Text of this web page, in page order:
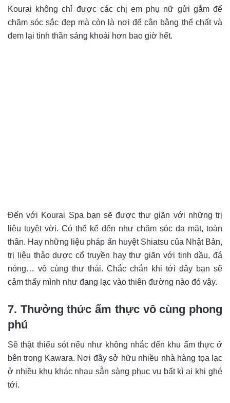
Kourai không chỉ được các chị em phụ nữ gửi gắm để
chăm sóc sắc đẹp mà còn là nơi để cân bằng thể chất và
đem lại tinh thần sảng khoái hơn bao giờ hết.
Đến với Kourai Spa bạn sẽ được thư giãn với những trị
liệu tuyệt vời. Có thể kể đến như chăm sóc da mặt, toàn
thân. Hay những liệu pháp ấn huyệt Shiatsu của Nhật Bản,
trị liệu thảo dược cổ truyền hay thư giãn với tinh dầu, đá
nóng… vô cùng thư thái. Chắc chắn khi tới đây bạn sẽ
cảm thấy mình như đang lạc vào thiên đường nào đó vậy.
7. Thưởng thức ẩm thực vô cùng phong
phú
Sẽ thật thiếu sót nếu như không nhắc đến khu ẩm thực ở
bên trong Kawara. Nơi đây sở hữu nhiều nhà hàng tọa lạc
ở nhiều khu khác nhau sẵn sàng phục vụ bất kì ai khi ghé
tới.